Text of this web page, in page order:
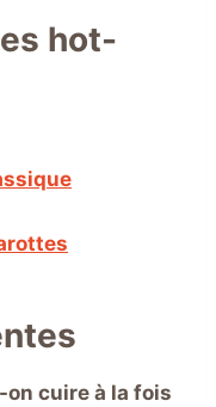
hot-
cuire à la fois